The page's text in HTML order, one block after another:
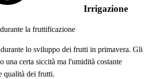
Irrigazione
la fruttificazione
lo sviluppo dei frutti in primavera. Gli
una certa siccità ma l'umidità costante
qualità dei frutti.